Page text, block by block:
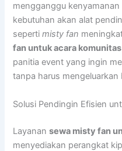
mengganggu
kebutuhan akan alat
sepertimisty fan
fan untuk acara komunitas
panitia event yang ingin
tanpa harus
Solusi Pendingin Efisien
Layanansewa misty fan
menyediakan perangkat